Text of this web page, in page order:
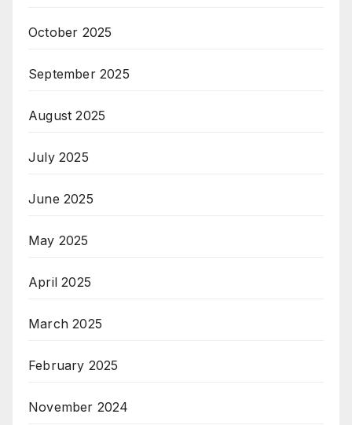
October 2025
September 2025
August 2025
July 2025
June 2025
May 2025
April 2025
March 2025
February 2025
November 2024